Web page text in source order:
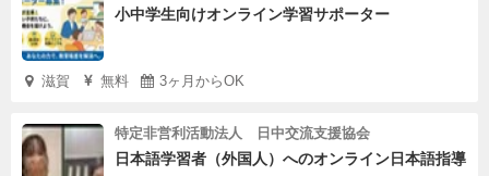
小中学生向けオンライン学習サポーター
滋賀 無料 3ヶ月からOK
特定非営利活動法人 日中交流支援協会
日本語学習者（外国人）へのオンライン日本語指導